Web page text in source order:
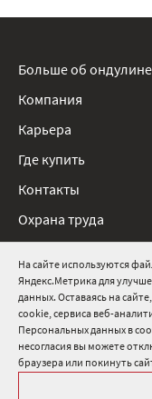
На сайте используются
Яндекс.Метрика для
данных. Оставаясь на
cookie, сервиса веб-
Персональных данных в
несогласия вы можете
браузера или покинуть
8 800 511 91 82
Россия Беларусь
Больше об ондулине
Компания
Карьера
Где купить
Контакты
Охрана труда